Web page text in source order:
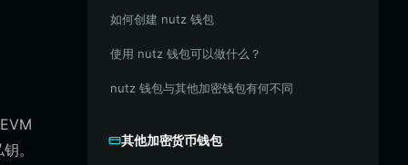
。
如何创建 nutz 钱包
使用 nutz 钱包可以做什么？
nutz 钱包与其他加密钱包有何不同
其他加密货币钱包